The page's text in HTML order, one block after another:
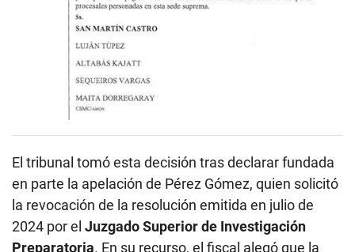
El tribunal tomó esta decisión tras declarar fundada
en parte la apelación de Pérez Gómez, quien solicitó
la revocación de la resolución emitida en julio de
2024 por el Juzgado Superior de Investigación
Preparatoria. En su recurso, el fiscal alegó que la